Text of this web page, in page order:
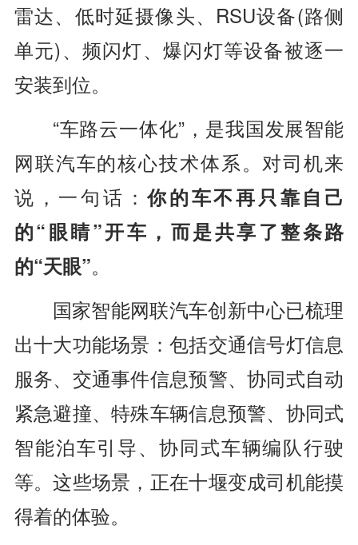
雷达、低时延摄像头、RSU设备(路侧
单元)、频闪灯、爆闪灯等设备被逐一
安装到位。
“车路云一体化”，是我国发展智能
网联汽车的核心技术体系。对司机来
说，一句话：你的车不再只靠自己
的“眼睛”开车，而是共享了整条路
的“天眼”。
国家智能网联汽车创新中心已梳理
出十大功能场景：包括交通信号灯信息
服务、交通事件信息预警、协同式自动
紧急避撞、特殊车辆信息预警、协同式
智能泊车引导、协同式车辆编队行驶
等。这些场景，正在十堰变成司机能摸
得着的体验。